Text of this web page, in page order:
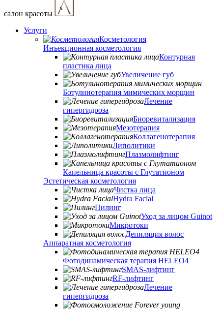
cалон красоты
Услуги
Косметология
Инъекционная косметология
Контурная
пластика лица
Увеличение губ
Ботулинотерапия мимических морщин
Лечение
гипергидроза
Биоревитализация
Мезотерапия
Коллагенотерапия
Липолитики
Плазмолифтинг
Капельница красоты с Глутатионом
Эстетическая косметология
Чистка лица
Hydra Facial
Пилинг
Уход за лицом Guinot
Микротоки
Депиляция волос
Аппаратная косметология
Фотодинамическая терапия HELEO4
SMAS-лифтинг
RF-лифтинг
Лечение
гипергидроза